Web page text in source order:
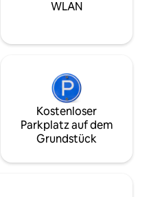
Hole-
Plätzen,
unvergessliche
WLAN
Kostenloser
Parkplatz auf dem
Grundstück